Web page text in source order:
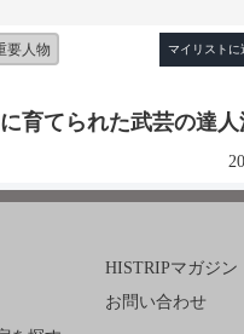
要人物
育てられた武芸の達
HISTRIPマガジン
お問い合わせ